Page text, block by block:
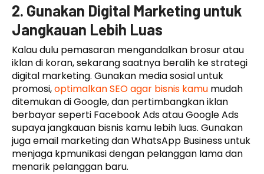
2. Gunakan Digital Marketing untuk
Jangkauan Lebih Luas
Kalau dulu pemasaran mengandalkan brosur atau
iklan di koran, sekarang saatnya beralih ke strategi
digital marketing. Gunakan media sosial untuk
promosi,optimalkan SEO agar bisnis kamu mudah
ditemukan di Google, dan pertimbangkan iklan
berbayar seperti Facebook Ads atau Google Ads
supaya jangkauan bisnis kamu lebih luas. Gunakan
juga email marketing dan WhatsApp Business untuk
menjaga kpmunikasi dengan pelanggan lama dan
menarik pelanggan baru.